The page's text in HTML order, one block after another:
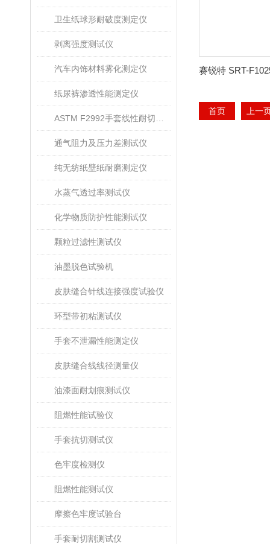
卫生纸球形耐破度测定仪
剥离强度测试仪
汽车内饰材料雾化测定仪
纸尿裤渗透性能测定仪
通气阻力及压力差测试仪
纯无纺纸壁纸耐磨测定仪
水蒸气透过率测试仪
化学物质防护性能测试仪
颗粒过滤性测试仪
油墨脱色试验机
皮肤缝合针线连接强度试验仪
环型带初粘测试仪
手套不泄漏性能测定仪
皮肤缝合线线径测量仪
油漆面耐划痕测试仪
阻燃性能试验仪
手套抗切测试仪
色牢度检测仪
阻燃性能测试仪
摩擦色牢度试验台
手套耐切割测试仪
首页 上一